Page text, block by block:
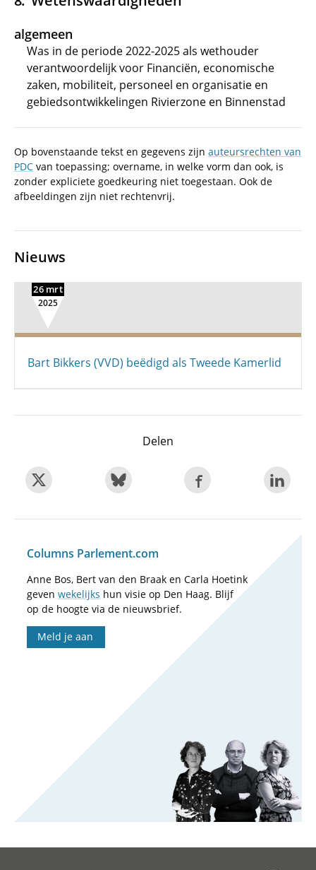
algemeen
Was in de periode 2022-2025 als wethouder
verantwoordelijk voor Financiën, economische
zaken, mobiliteit, personeel en organisatie en
gebiedsontwikkelingen Rivierzone en Binnenstad
Op bovenstaande tekst en gegevens zijn auteursrechten van
PDC van toepassing; overname, in welke vorm dan ook, is
zonder expliciete goedkeuring niet toegestaan. Ook de
afbeeldingen zijn niet rechtenvrij.
Nieuws
26 mrt
2025
Bart Bikkers (VVD) beëdigd als Tweede Kamerlid
Delen
Columns Parlement.com
Anne Bos, Bert van den Braak en Carla Hoetink
geven wekelijks hun visie op Den Haag. Blijf
op de hoogte via de nieuwsbrief.
Meld je aan